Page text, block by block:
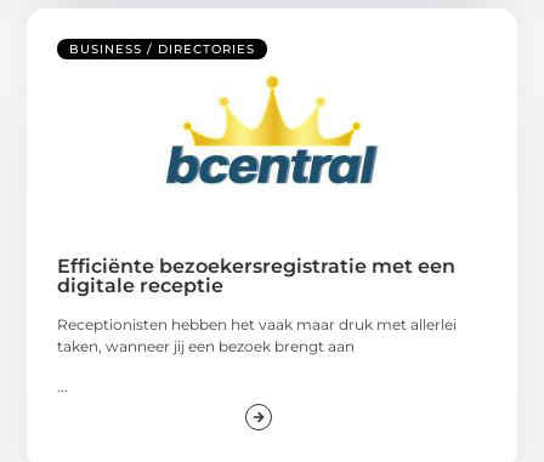
BUSINESS / DIRECTORIES
Efficiënte bezoekersregistratie met een
digitale receptie
Receptionisten hebben het vaak maar druk met allerlei
taken, wanneer jij een bezoek brengt aan